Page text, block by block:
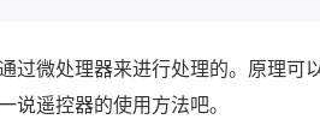
过微处理器来进行处理的。原理可
说遥控器的使用方法吧。